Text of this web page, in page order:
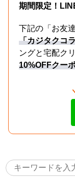
期間限定！
下記の「お友
「カジタクコ
ングと宅配ク
10%OFFクー